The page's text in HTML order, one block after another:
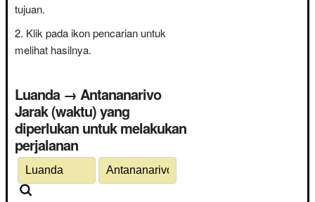
tujuan.
Klik pada ikon pencarian untuk
melihat hasilnya.
Luanda → Antananarivo
Jarak (waktu) yang
diperlukan untuk melakukan
perjalanan